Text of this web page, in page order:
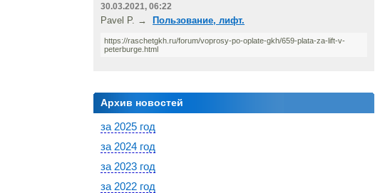
30.03.2021, 06:22
Pavel P. → Пользование, лифт.
https://raschetgkh.ru/forum/voprosy-po-oplate-gkh/659-plata-za-lift-v-
peterburge.html
Архив новостей
за 2025 год
за 2024 год
за 2023 год
за 2022 год